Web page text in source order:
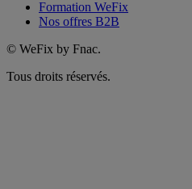
Formation WeFix
Nos offres B2B
© WeFix by Fnac.
Tous droits réservés.